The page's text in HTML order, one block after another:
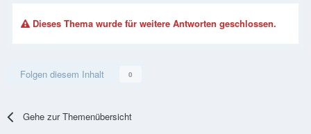
Dieses Thema wurde für weitere Antworten geschlossen.
Folgen diesem Inhalt 0
Gehe zur Themenübersicht